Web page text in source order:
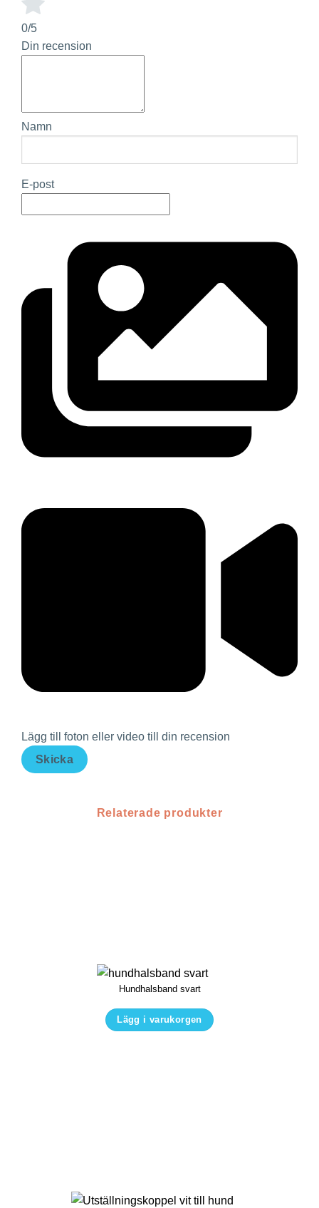
0/5
Din recension
Namn
E-post
Lägg till foton eller video till din recension
Skicka
Relaterade produkter
Hundhalsband svart
Lägg i varukorgen
kan